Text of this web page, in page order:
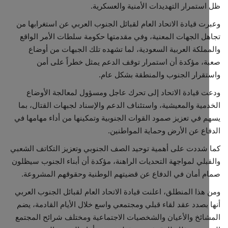
التهديدات الأمنية والعسكرية.
قيادة الاتحاد العام لقبائل الجنوب العربي عن استغرابها من
الجهات المعنية، وفي مقدمتها حكومة سلطات الأمر الواقع
العربية السعودية، لما تشهده تلك الجبهات من أوضاع
مؤكدة أن استمرار توقف الدعم يمثل خطراً على أمن
الجنوب والمنطقة بشكل عام.
قيادة الاتحاد إلى تحرك عاجل ومسؤول لمعالجة الأوضاع
والمعيشية، واستئناف الدعم والإسناد لجبهات القتال، بما
في تعزيز صمود القوات الجنوبية وتمكينها من أداء مهامها في
عن الأرض وحماية المواطنين.
شددت على أهمية توحيد الصف الجنوبي وتعزيز التكاتف الشعبي
لمواجهة التحديات الراهنة، مؤكدة أن أبناء الجنوب سيظلون
أمان في الدفاع عن قضيتهم الوطنية وحقوقهم المشروعة.
المنطلق، اعلنت قيادة الاتحاد العام لقبائل الجنوب العربي
بصدد عقد لقاء قبلي ومجتمعي واسع خلال الأيام القادمة، يضم
والأعيان والشخصيات الاجتماعية ومختلف شرائح المجتمع